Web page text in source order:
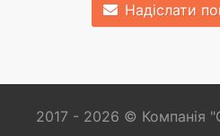
Надіслати
2017 - 2026 © Компанія